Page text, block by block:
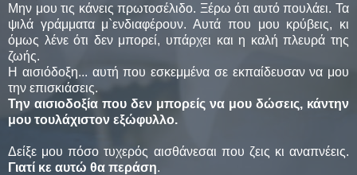
Μην μου τις κάνεις πρωτοσέλιδο. Ξέρω ότι αυτό πουλάει. Τα
ψιλά γράμματα μ`ενδιαφέρουν. Αυτά που μου κρύβεις, κι
όμως λένε ότι δεν μπορεί, υπάρχει και η καλή πλευρά της
ζωής.
Η αισιόδοξη... αυτή που εσκεμμένα σε εκπαίδευσαν να μου
την επισκιάσεις.
Την αισιοδοξία που δεν μπορείς να μου δώσεις, κάντην
μου τουλάχιστον εξώφυλλο.
Δείξε μου πόσο τυχερός αισθάνεσαι που ζεις κι αναπνέεις.
Γιατί κε αυτώ θα περάση.